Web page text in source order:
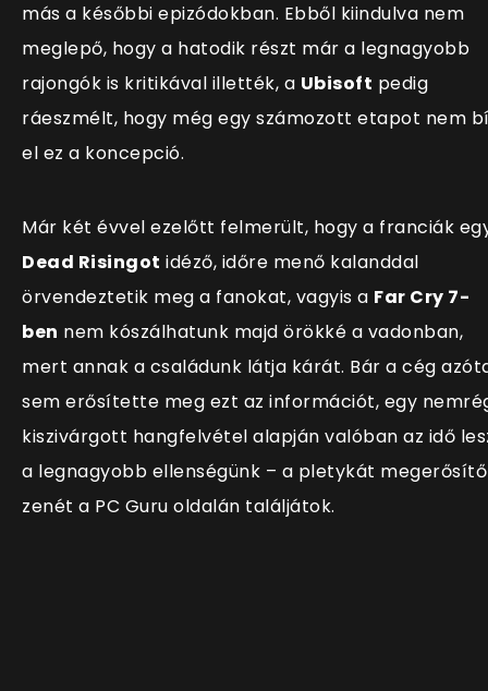
más a későbbi epizódokban. Ebből kiindulva nem
meglepő, hogy a hatodik részt már a legnagyobb
rajongók is kritikával illették, a Ubisoft pedig
ráeszmélt, hogy még egy számozott etapot nem
el ez a koncepció.
Már két évvel ezelőtt felmerült, hogy a franciák
Dead Risingot idéző, időre menő kalanddal
örvendeztetik meg a fanokat, vagyis a Far Cry 7-
ben nem kószálhatunk majd örökké a vadonban,
mert annak a családunk látja kárát. Bár a cég
sem erősítette meg ezt az információt, egy
kiszivárgott hangfelvétel alapján valóban az idő
a legnagyobb ellenségünk – a pletykát megerősítő
zenét a PC Guru oldalán találjátok.